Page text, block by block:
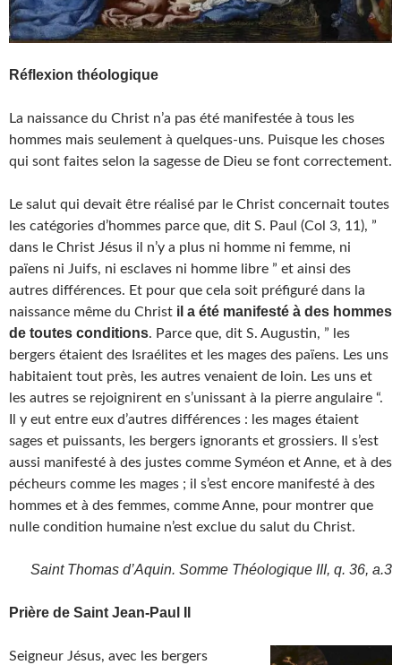
Réflexion théologique
La naissance du Christ n’a pas été manifestée à tous les
hommes mais seulement à quelques-uns. Puisque les choses
qui sont faites selon la sagesse de Dieu se font correctement.
Le salut qui devait être réalisé par le Christ concernait toutes
les catégories d’hommes parce que, dit S. Paul (Col 3, 11), ”
dans le Christ Jésus il n’y a plus ni homme ni femme, ni
païens ni Juifs, ni esclaves ni homme libre ” et ainsi des
autres différences. Et pour que cela soit préfiguré dans la
naissance même du Christ il a été manifesté à des hommes
de toutes conditions. Parce que, dit S. Augustin, ” les
bergers étaient des Israélites et les mages des païens. Les uns
habitaient tout près, les autres venaient de loin. Les uns et
les autres se rejoignirent en s’unissant à la pierre angulaire “.
Il y eut entre eux d’autres différences : les mages étaient
sages et puissants, les bergers ignorants et grossiers. Il s’est
aussi manifesté à des justes comme Syméon et Anne, et à des
pécheurs comme les mages ; il s’est encore manifesté à des
hommes et à des femmes, comme Anne, pour montrer que
nulle condition humaine n’est exclue du salut du Christ.
Saint Thomas d’Aquin. Somme Théologique III, q. 36, a.3
Prière de Saint Jean-Paul II
Seigneur Jésus, avec les bergers